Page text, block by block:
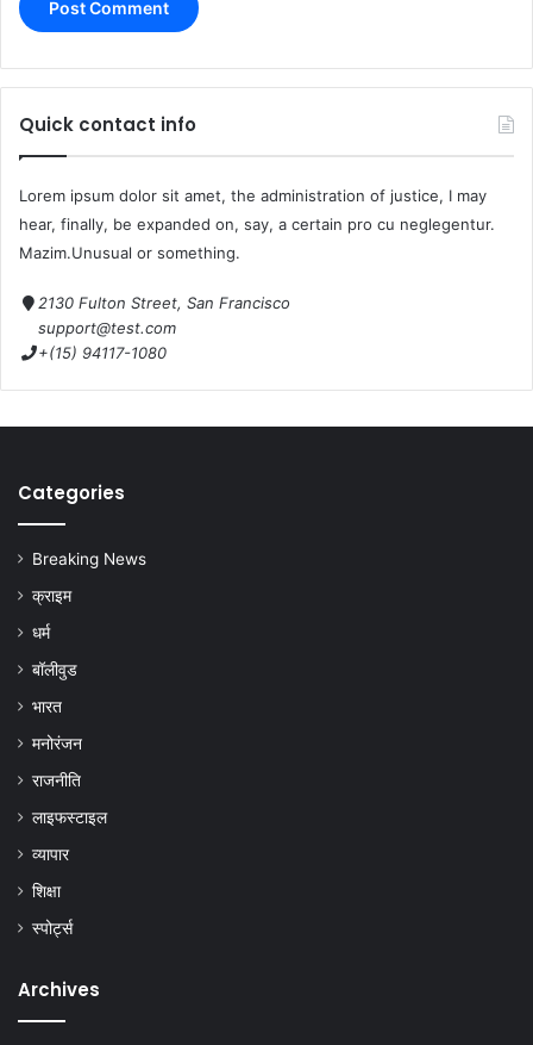
Quick contact info
Lorem ipsum dolor sit amet, the administration of justice, I may
hear, finally, be expanded on, say, a certain pro cu neglegentur.
Mazim.Unusual or something.
2130 Fulton Street, San Francisco
support@test.com
+(15) 94117-1080
Categories
Breaking News
क्राइम
धर्म
बॉलीवुड
भारत
मनोरंजन
राजनीति
लाइफस्टाइल
व्यापार
शिक्षा
स्पोर्ट्स
Archives